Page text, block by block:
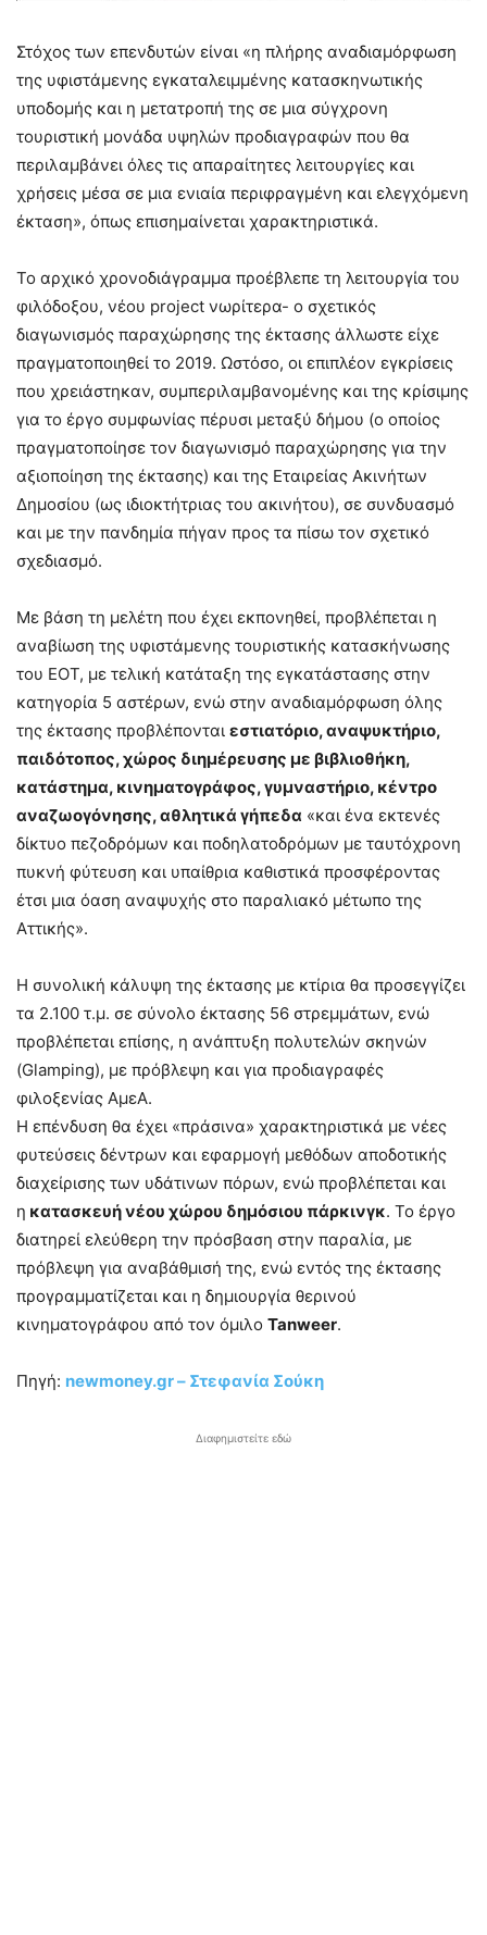
Στόχος των επενδυτών είναι «η πλήρης αναδιαμόρφωση
της υφιστάμενης εγκαταλειμμένης κατασκηνωτικής
υποδομής και η μετατροπή της σε μια σύγχρονη
τουριστική μονάδα υψηλών προδιαγραφών που θα
περιλαμβάνει όλες τις απαραίτητες λειτουργίες και
χρήσεις μέσα σε μια ενιαία περιφραγμένη και ελεγχόμενη
έκταση», όπως επισημαίνεται χαρακτηριστικά.
Το αρχικό χρονοδιάγραμμα προέβλεπε τη λειτουργία του
φιλόδοξου, νέου project νωρίτερα- ο σχετικός
διαγωνισμός παραχώρησης της έκτασης άλλωστε είχε
πραγματοποιηθεί το 2019. Ωστόσο, οι επιπλέον εγκρίσεις
που χρειάστηκαν, συμπεριλαμβανομένης και της κρίσιμης
για το έργο συμφωνίας πέρυσι μεταξύ δήμου (ο οποίος
πραγματοποίησε τον διαγωνισμό παραχώρησης για την
αξιοποίηση της έκτασης) και της Εταιρείας Ακινήτων
Δημοσίου (ως ιδιοκτήτριας του ακινήτου), σε συνδυασμό
και με την πανδημία πήγαν προς τα πίσω τον σχετικό
σχεδιασμό.
Με βάση τη μελέτη που έχει εκπονηθεί, προβλέπεται η
αναβίωση της υφιστάμενης τουριστικής κατασκήνωσης
του ΕΟΤ, με τελική κατάταξη της εγκατάστασης στην
κατηγορία 5 αστέρων, ενώ στην αναδιαμόρφωση όλης
της έκτασης προβλέπονται εστιατόριο, αναψυκτήριο,
παιδότοπος, χώρος διημέρευσης με βιβλιοθήκη,
κατάστημα, κινηματογράφος, γυμναστήριο, κέντρο
αναζωογόνησης, αθλητικά γήπεδα «και ένα εκτενές
δίκτυο πεζοδρόμων και ποδηλατοδρόμων με ταυτόχρονη
πυκνή φύτευση και υπαίθρια καθιστικά προσφέροντας
έτσι μια όαση αναψυχής στο παραλιακό μέτωπο της
Αττικής».
Η συνολική κάλυψη της έκτασης με κτίρια θα προσεγγίζει
τα 2.100 τ.μ. σε σύνολο έκτασης 56 στρεμμάτων, ενώ
προβλέπεται επίσης, η ανάπτυξη πολυτελών σκηνών
(Glamping), με πρόβλεψη και για προδιαγραφές
φιλοξενίας ΑμεΑ.
Η επένδυση θα έχει «πράσινα» χαρακτηριστικά με νέες
φυτεύσεις δέντρων και εφαρμογή μεθόδων αποδοτικής
διαχείρισης των υδάτινων πόρων, ενώ προβλέπεται και
η κατασκευή νέου χώρου δημόσιου πάρκινγκ. Το έργο
διατηρεί ελεύθερη την πρόσβαση στην παραλία, με
πρόβλεψη για αναβάθμισή της, ενώ εντός της έκτασης
προγραμματίζεται και η δημιουργία θερινού
κινηματογράφου από τον όμιλο Tanweer.
Πηγή: newmoney.gr – Στεφανία Σούκη
Διαφημιστείτε εδώ